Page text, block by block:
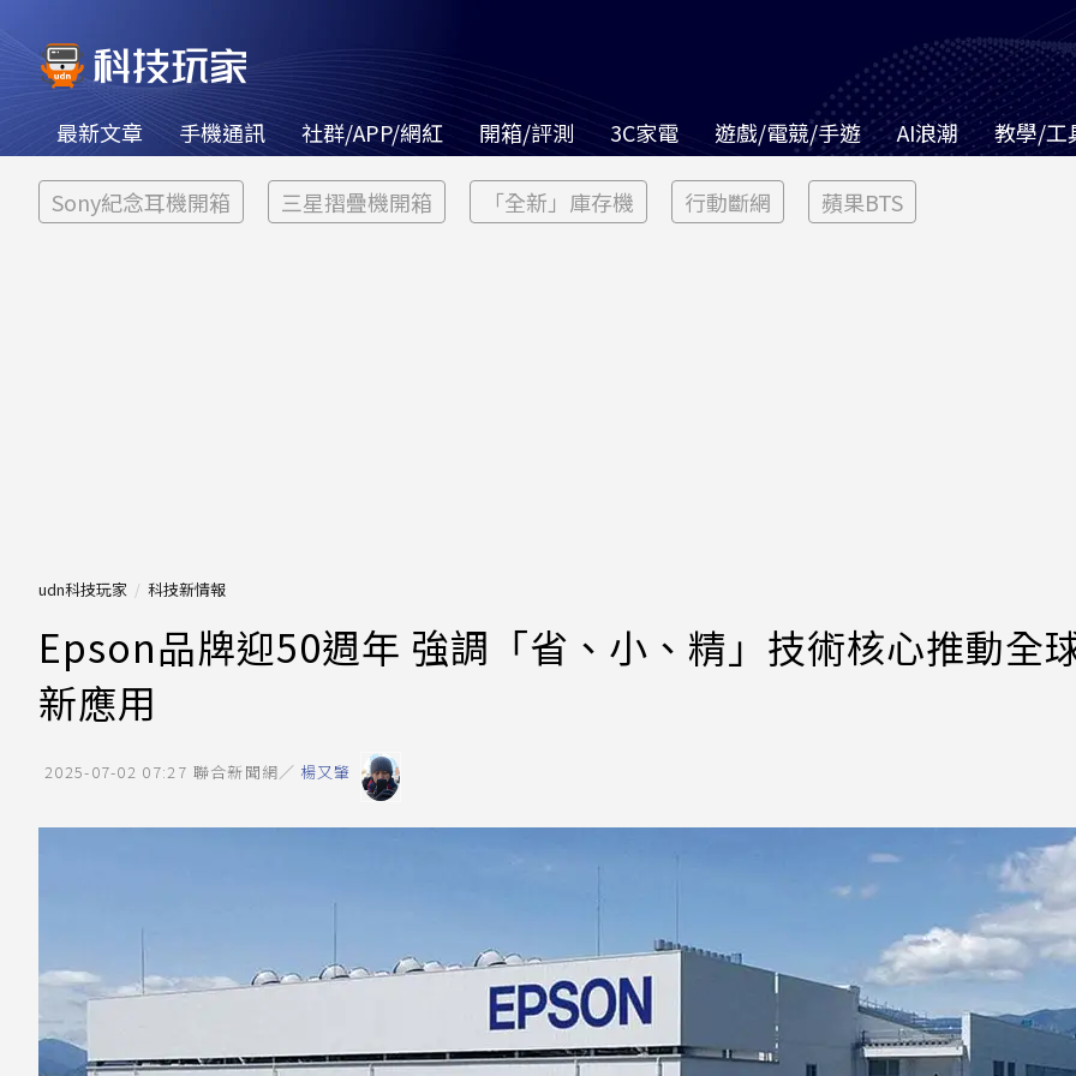
最新文章 手機通訊 社群/APP/網紅 開箱/評測 3C家電 遊戲/電競/手遊 AI浪潮 教學/工
Sony紀念耳機開箱 三星摺疊機開箱 「全新」庫存機 行動斷網 蘋果BTS
udn科技玩家 科技新情報
Epson品牌迎50週年 強調「省、小、精」技術核心推動全
新應用
2025-07-02 07:27 聯合新聞網／ 楊又肇